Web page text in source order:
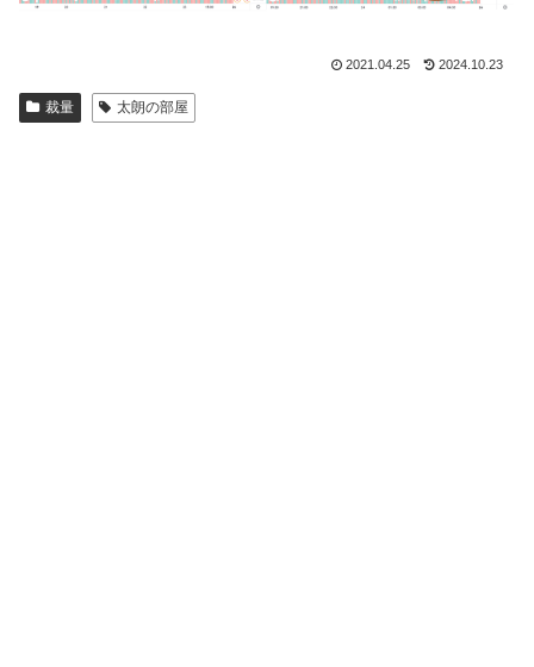
2021.04.25 2024.10.23
裁量 太朗の部屋